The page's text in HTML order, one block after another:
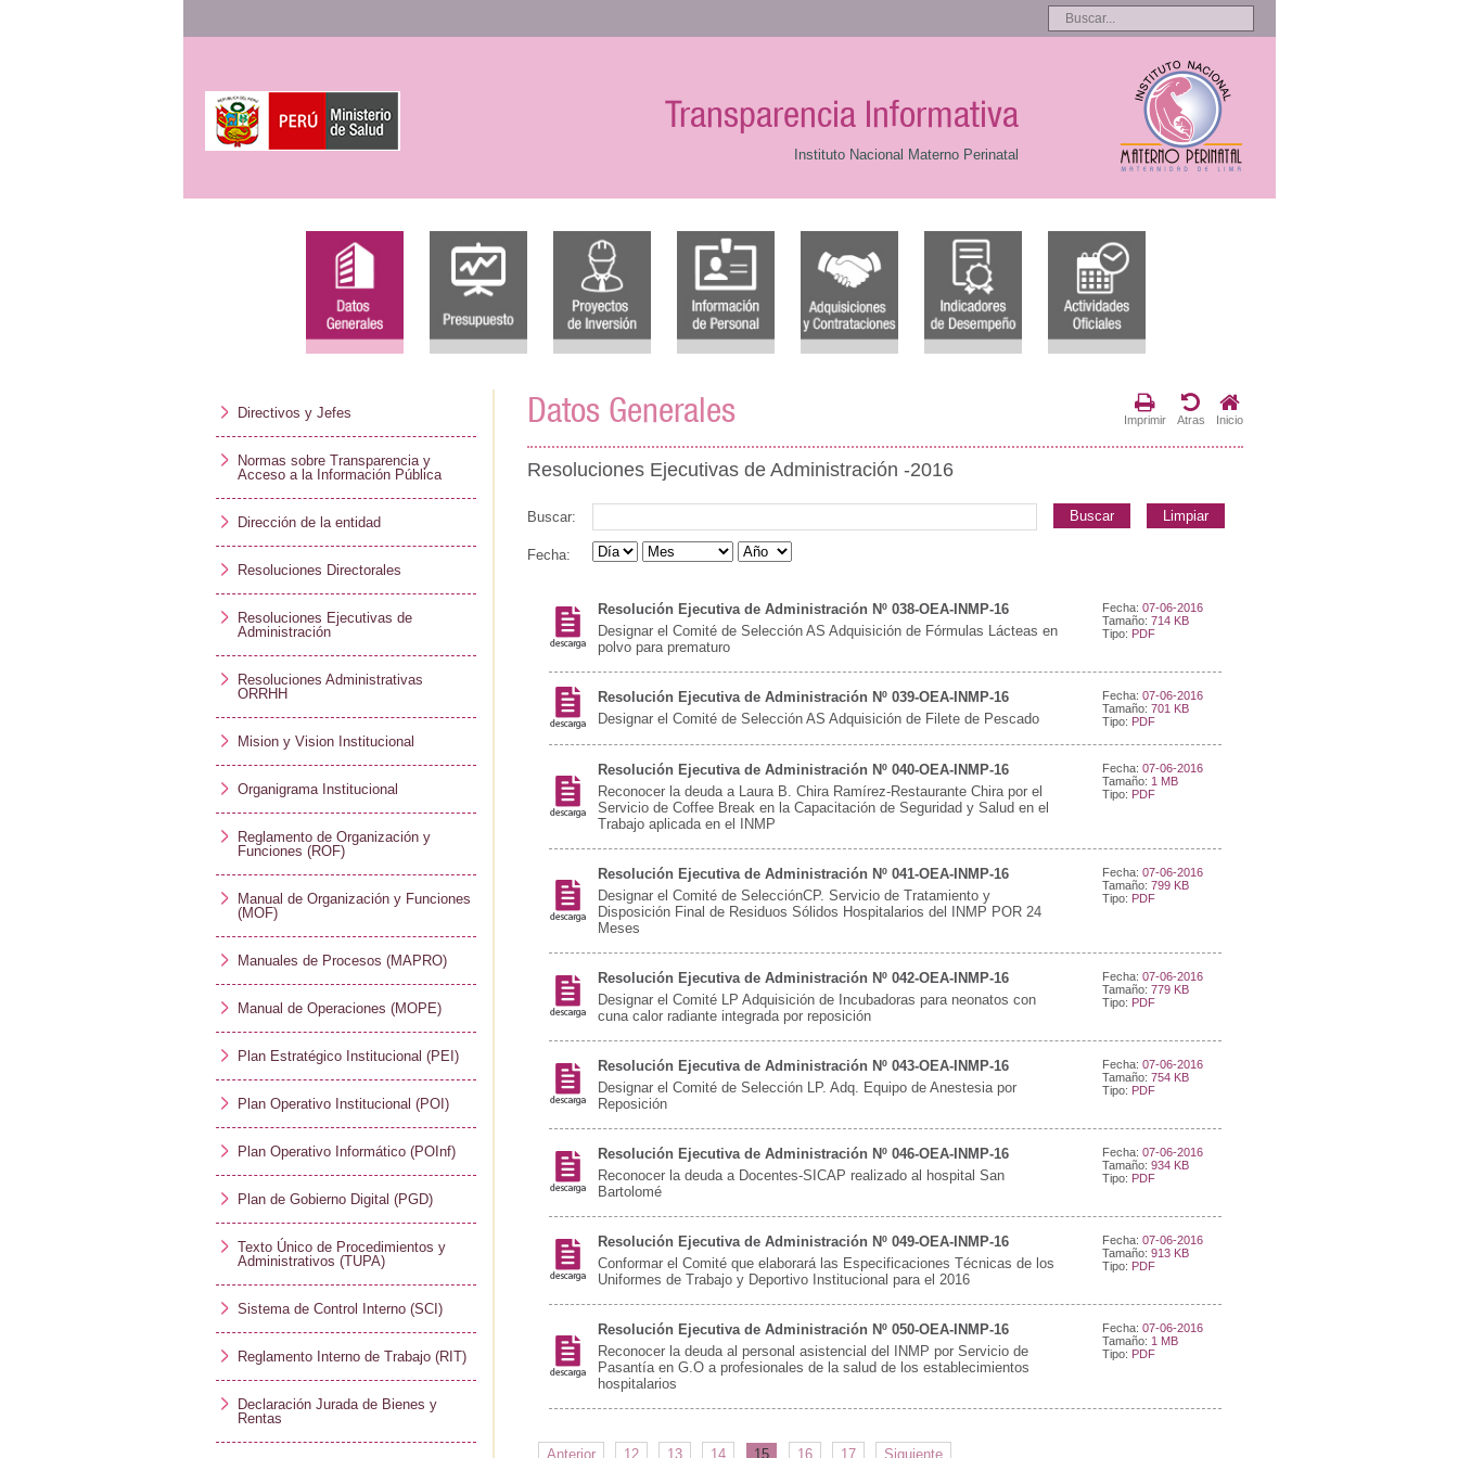
Transparencia Informativa
Instituto Nacional Materno Perinatal
Directivos y Jefes
Normas sobre Transparencia y
Acceso a la Información Pública
Dirección de la entidad
Resoluciones Directorales
Resoluciones Ejecutivas de
Administración
Resoluciones Administrativas
ORRHH
Mision y Vision Institucional
Organigrama Institucional
Reglamento de Organización y
Funciones (ROF)
Manual de Organización y Funciones
(MOF)
Manuales de Procesos (MAPRO)
Manual de Operaciones (MOPE)
Plan Estratégico Institucional (PEI)
Plan Operativo Institucional (POI)
Plan Operativo Informático (POInf)
Plan de Gobierno Digital (PGD)
Texto Único de Procedimientos y
Administrativos (TUPA)
Sistema de Control Interno (SCI)
Reglamento Interno de Trabajo (RIT)
Declaración Jurada de Bienes y
Rentas
Datos Generales Imprimir Atras Inicio
Resoluciones Ejecutivas de Administración -2016
Buscar: Buscar Limpiar
Fecha:
Fecha: 07-06-2016
Tamaño: 714 KB
Tipo: PDF
Resolución Ejecutiva de Administración Nº 038-OEA-INMP-16
Designar el Comité de Selección AS Adquisición de Fórmulas Lácteas en
polvo para prematuro
Fecha: 07-06-2016
Tamaño: 701 KB
Tipo: PDF
Resolución Ejecutiva de Administración Nº 039-OEA-INMP-16
Designar el Comité de Selección AS Adquisición de Filete de Pescado
Fecha: 07-06-2016
Tamaño: 1 MB
Tipo: PDF
Resolución Ejecutiva de Administración Nº 040-OEA-INMP-16
Reconocer la deuda a Laura B. Chira Ramírez-Restaurante Chira por el
Servicio de Coffee Break en la Capacitación de Seguridad y Salud en el
Trabajo aplicada en el INMP
Fecha: 07-06-2016
Tamaño: 799 KB
Tipo: PDF
Resolución Ejecutiva de Administración Nº 041-OEA-INMP-16
Designar el Comité de SelecciónCP. Servicio de Tratamiento y
Disposición Final de Residuos Sólidos Hospitalarios del INMP POR 24
Meses
Fecha: 07-06-2016
Tamaño: 779 KB
Tipo: PDF
Resolución Ejecutiva de Administración Nº 042-OEA-INMP-16
Designar el Comité LP Adquisición de Incubadoras para neonatos con
cuna calor radiante integrada por reposición
Fecha: 07-06-2016
Tamaño: 754 KB
Tipo: PDF
Resolución Ejecutiva de Administración Nº 043-OEA-INMP-16
Designar el Comité de Selección LP. Adq. Equipo de Anestesia por
Reposición
Fecha: 07-06-2016
Tamaño: 934 KB
Tipo: PDF
Resolución Ejecutiva de Administración Nº 046-OEA-INMP-16
Reconocer la deuda a Docentes-SICAP realizado al hospital San
Bartolomé
Fecha: 07-06-2016
Tamaño: 913 KB
Tipo: PDF
Resolución Ejecutiva de Administración Nº 049-OEA-INMP-16
Conformar el Comité que elaborará las Especificaciones Técnicas de los
Uniformes de Trabajo y Deportivo Institucional para el 2016
Fecha: 07-06-2016
Tamaño: 1 MB
Tipo: PDF
Resolución Ejecutiva de Administración Nº 050-OEA-INMP-16
Reconocer la deuda al personal asistencial del INMP por Servicio de
Pasantía en G.O a profesionales de la salud de los establecimientos
hospitalarios
Anterior 12 13 14 15 16 17 Siguiente